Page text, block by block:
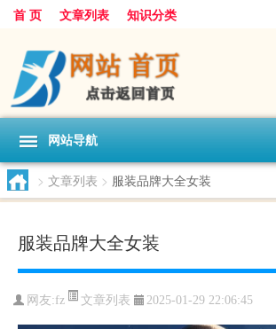
首 页 文章列表 知识分类
网站导航
> 文章列表 > 服装品牌大全女装
服装品牌大全女装
网友:fz 文章列表 2025-01-29 22:06:45